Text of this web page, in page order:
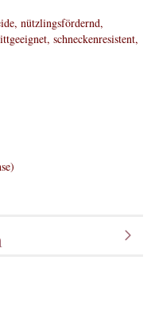
nützlingsfördernd,
schneckenresistent,